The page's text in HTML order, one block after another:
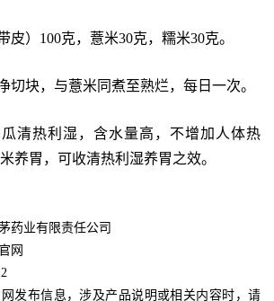
皮）100克，薏米30克，糯米30克。
切块，与薏米同煮至熟烂，每日一次。
清热利湿，含水量高，不增加人体热
养胃，可收清热利湿养胃之效。
药业有限责任公司
网
发布信息，涉及产品说明或相关内容时，请